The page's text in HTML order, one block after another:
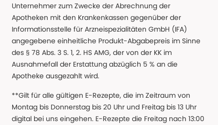
Unternehmer zum Zwecke der Abrechnung der
Apotheken mit den Krankenkassen gegenüber der
Informationsstelle für Arzneispezialitäten GmbH (IFA)
angegebene einheitliche Produkt-Abgabepreis im Sinne
des § 78 Abs. 3 S. 1, 2. HS AMG, der von der KK im
Ausnahmefall der Erstattung abzüglich 5 % an die
Apotheke ausgezahlt wird.
**Gilt für alle gültigen E-Rezepte, die im Zeitraum von
Montag bis Donnerstag bis 20 Uhr und Freitag bis 13 Uhr
digital bei uns eingehen. E-Rezepte die Freitag nach 13:00